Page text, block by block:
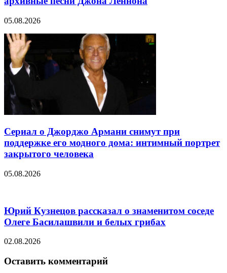
05.08.2026
Сериал о Джорджо Армани снимут при
поддержке его модного дома: интимный портрет
закрытого человека
05.08.2026
Юрий Кузнецов рассказал о знаменитом соседе
Олеге Басилашвили и белых грибах
02.08.2026
Оставить комментарий